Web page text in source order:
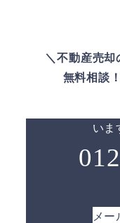
＼不動産売却
無料相談
いま
メ